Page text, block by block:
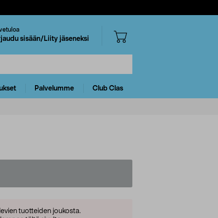
sisään/Liity jäseneksi
Palvelumme Club Clas
tuotteiden joukosta.